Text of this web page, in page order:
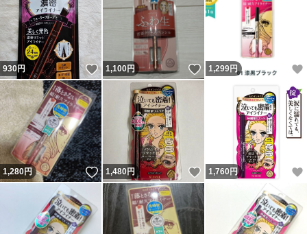
930円 いいね！
1,100円 いいね！
1,299円
1,280円 いいね！
1,480円 いいね！
1,760 円